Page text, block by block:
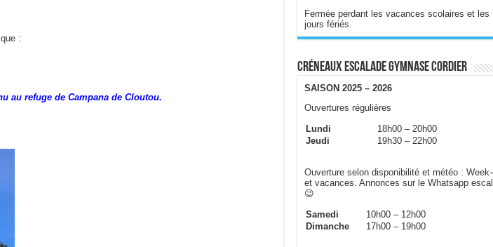
:
au refuge de Campana de Cloutou.
Fermée perdant les vacances scolaires et les
jours fériés.
Créneaux escalade gymnase Cordier
SAISON 2025 – 2026
Ouvertures régulières
Lundi
18h00 – 20h00
Jeudi
19h30 – 22h00
Ouverture selon disponibilité et météo :
et vacances. Annonces sur le Whatsapp
😉
Samedi
10h00 – 12h00
Dimanche
17h00 – 19h00